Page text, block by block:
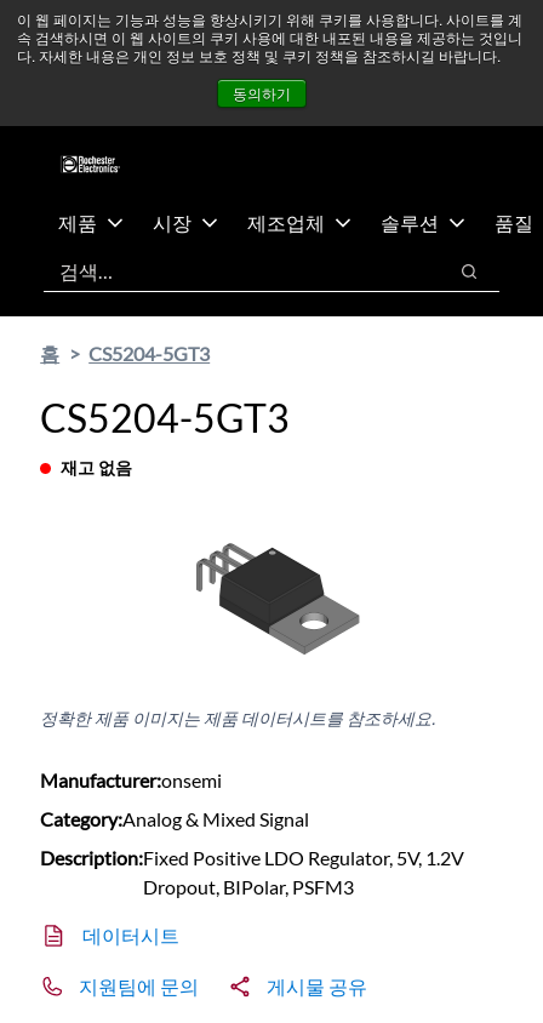
이 웹 페이지는 기능과 성능을 향상시키기 위해 쿠키를 사용합니다. 사이트를 계
속 검색하시면 이 웹 사이트의 쿠키 사용에 대한 내포된 내용을 제공하는 것입니
다. 자세한 내용은 개인 정보 보호 정책 및 쿠키 정책을 참조하시길 바랍니다.
동의하기
츠
건
중동 지역 상황을 지속적으로 주시하고 있으며, 모든 서비스는
정상적으로 운영되고 있습니다. 더 읽어보기 →
뉴스
문의하기
제품 시장 제조업체 솔루션
품질
검색
검색
홈 CS5204-5GT3
CS5204-5GT3
재고 없음
정확한 제품 이미지는 제품 데이터시트를 참조하세요.
Manufacturer:onsemi
Category:Analog & Mixed Signal
Description:Fixed Positive LDO Regulator, 5V, 1.2V
Dropout, BIPolar, PSFM3
데이터시트
지원팀에 문의 게시물 공유